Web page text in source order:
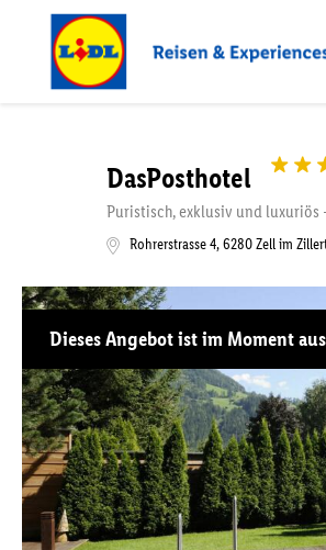
DasPosthotel
Puristisch, exklusiv und
Rohrerstrasse 4,6280Zell im
Dieses Angebot ist im Moment